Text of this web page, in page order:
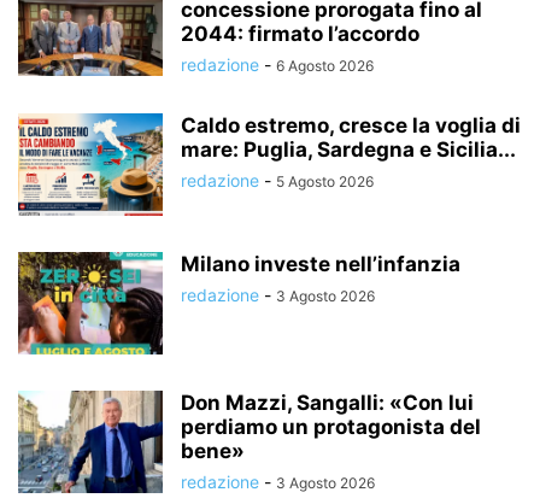
concessione prorogata fino al
2044: firmato l’accordo
redazione - 6 Agosto 2026
Caldo estremo, cresce la voglia di
mare: Puglia, Sardegna e Sicilia...
redazione - 5 Agosto 2026
Milano investe nell’infanzia
redazione - 3 Agosto 2026
Don Mazzi, Sangalli: «Con lui
perdiamo un protagonista del
bene»
redazione - 3 Agosto 2026